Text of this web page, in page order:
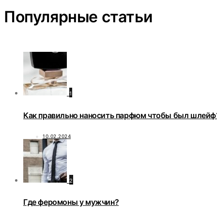
Популярные статьи
1
Как правильно наносить парфюм чтобы был
10.02.2024
2
Где феромоны у мужчин?